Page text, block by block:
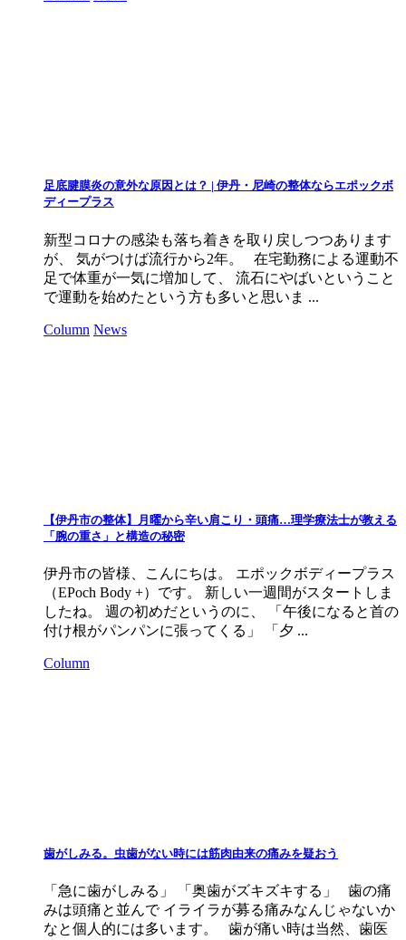
足底腱膜炎の意外な原因とは？ | 伊丹・尼崎の整体ならエポックボ
ディープラス
新型コロナの感染も落ち着きを取り戻しつつあります
が、 気がつけば流行から2年。 在宅勤務による運動不
足で体重が一気に増加して、 流石にやばいということ
で運動を始めたという方も多いと思いま ...
Column News
【伊丹市の整体】月曜から辛い肩こり・頭痛…理学療法士が教える
「腕の重さ」と構造の秘密
伊丹市の皆様、こんにちは。 エポックボディープラス
（EPoch Body +）です。 新しい一週間がスタートしま
したね。 週の初めだというのに、 「午後になると首の
付け根がパンパンに張ってくる」 「夕 ...
Column
歯がしみる。虫歯がない時には筋肉由来の痛みを疑おう
「急に歯がしみる」 「奥歯がズキズキする」 歯の痛
みは頭痛と並んで イライラが募る痛みなんじゃないか
なと個人的には多います。 歯が痛い時は当然、歯医